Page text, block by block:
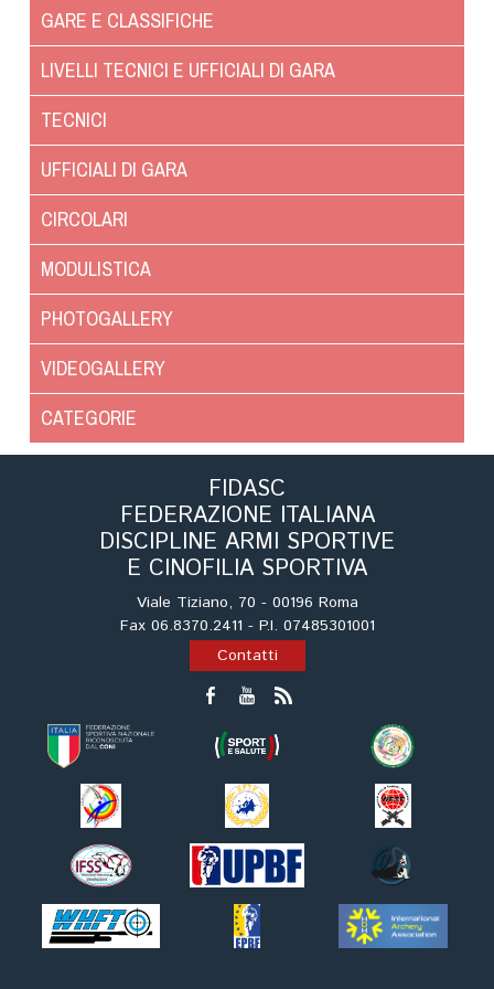
GARE E CLASSIFICHE
LIVELLI TECNICI E UFFICIALI DI GARA
TECNICI
UFFICIALI DI GARA
CIRCOLARI
MODULISTICA
PHOTOGALLERY
VIDEOGALLERY
CATEGORIE
FIDASC
FEDERAZIONE ITALIANA
DISCIPLINE ARMI SPORTIVE
E CINOFILIA SPORTIVA
Viale Tiziano, 70 - 00196 Roma
Fax 06.8370.2411 - P.I. 07485301001
Contatti
Sleddog